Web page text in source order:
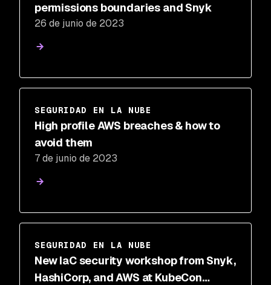
permissions boundaries and Snyk
26 de junio de 2023
SEGURIDAD EN LA NUBE
High profile AWS breaches & how to
avoid them
7 de junio de 2023
SEGURIDAD EN LA NUBE
New IaC security workshop from Snyk,
HashiCorp, and AWS at KubeCon